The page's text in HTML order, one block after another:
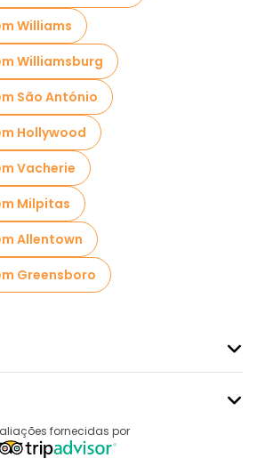
Williams
Williamsburg
São António
Hollywood
Vacherie
Milpitas
Allentown
Greensboro
fornecidas por